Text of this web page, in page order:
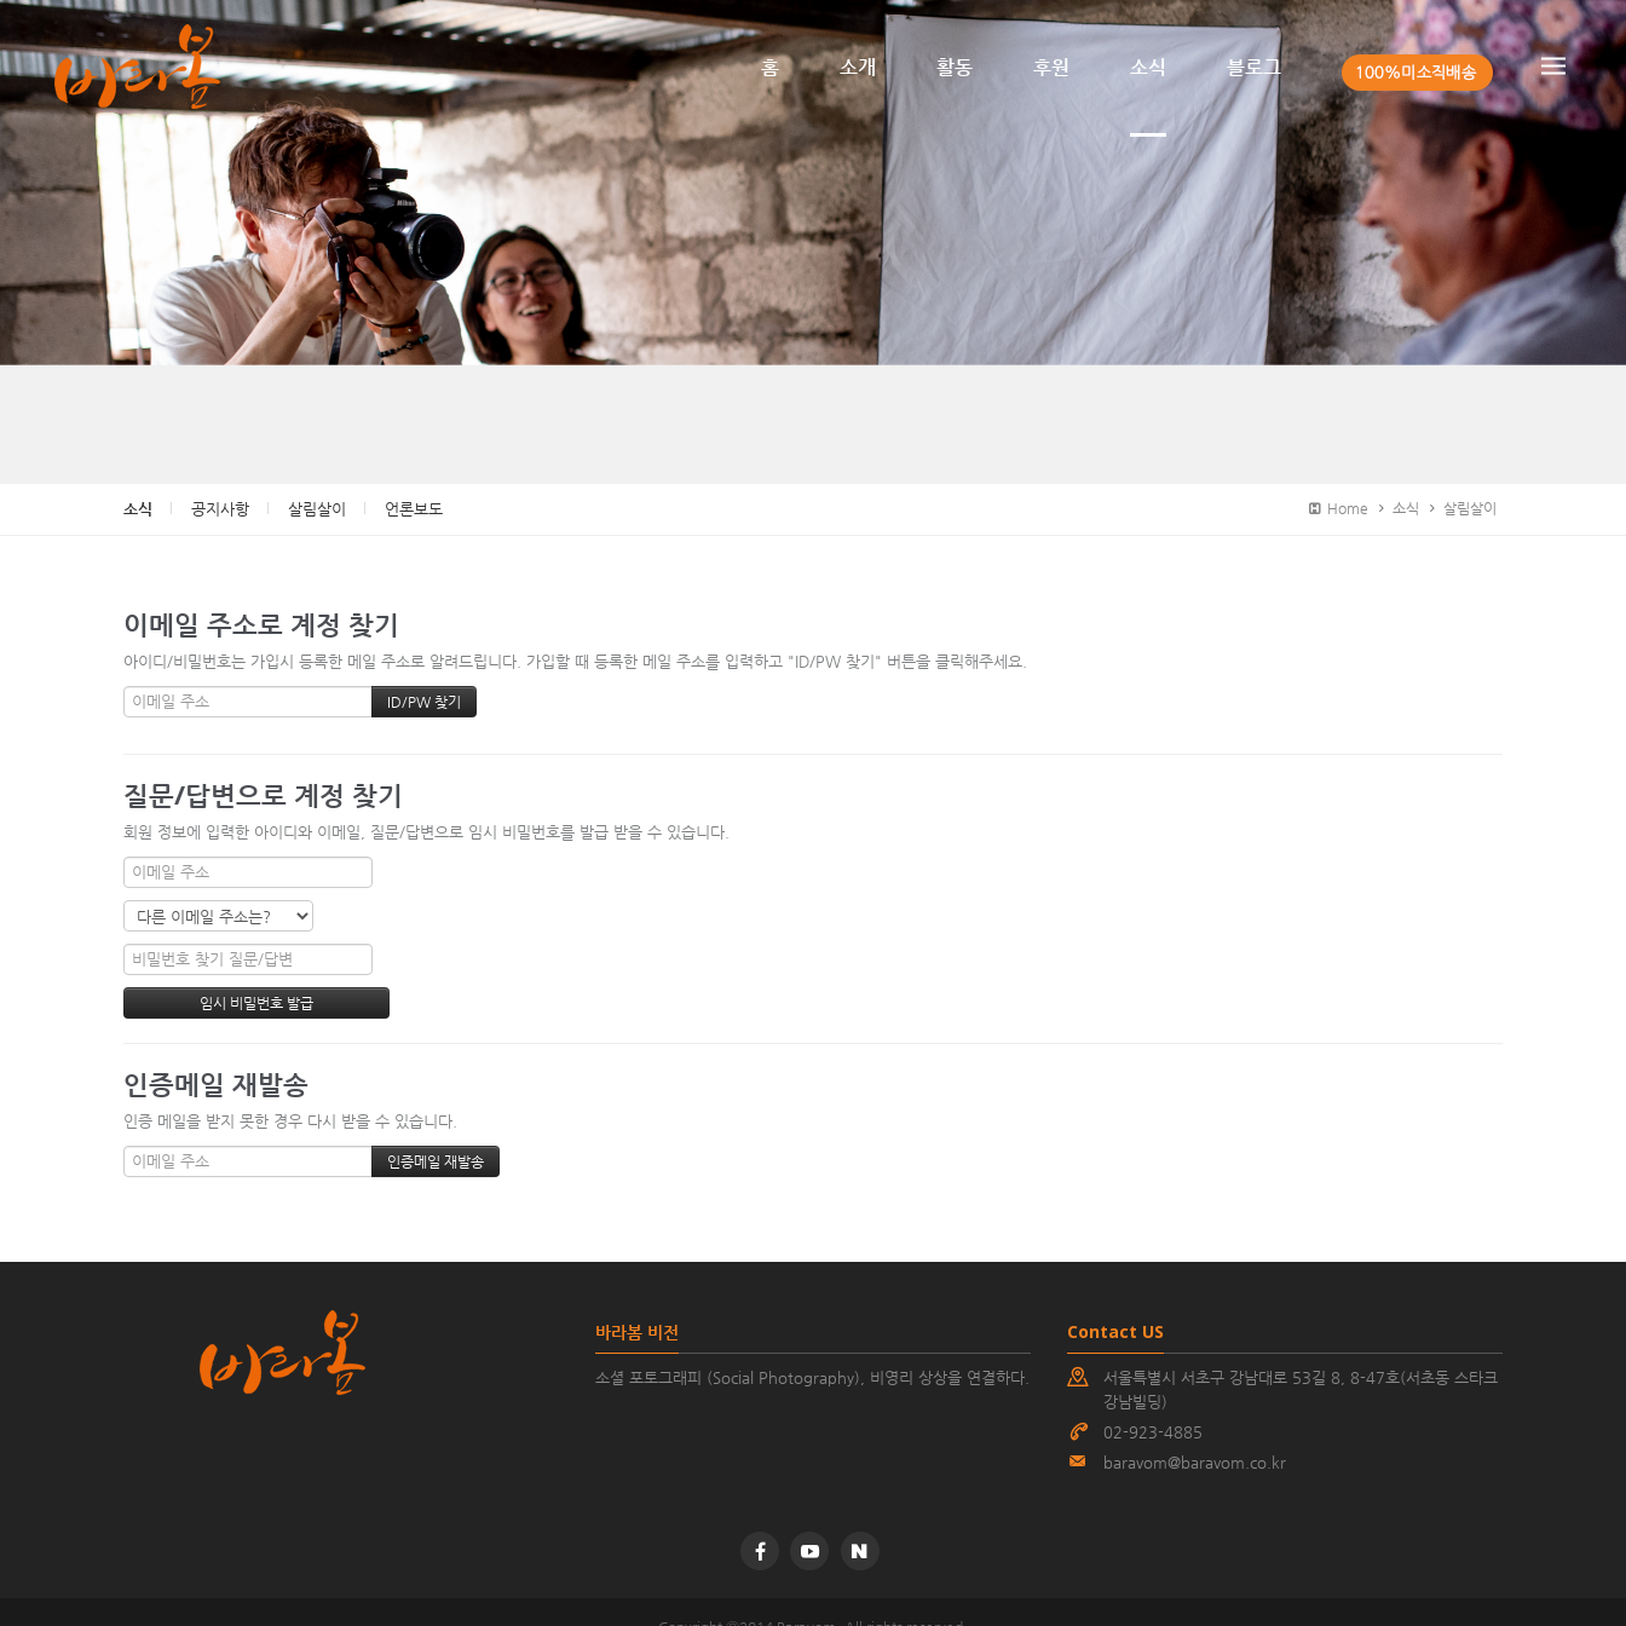
홈 소개 활동 후원 소식 블로그
소식 공지사항 살림살이 언론보도 Home 소식 살림살이
이메일 주소로 계정 찾기
아이디/비밀번호는 가입시 등록한 메일 주소로 알려드립니다. 가입할 때 등록한 메일 주소를 입력하고 "ID/PW 찾기" 버튼을 클릭해주세요.
질문/답변으로 계정 찾기
회원 정보에 입력한 아이디와 이메일, 질문/답변으로 임시 비밀번호를 발급 받을 수 있습니다.
인증메일 재발송
인증 메일을 받지 못한 경우 다시 받을 수 있습니다.
바라봄 비전
소셜 포토그래피 (Social Photography), 비영리 상상을 연결하다.
Contact US
서울특별시 서초구 강남대로 53길 8, 8-47호(서초동 스타크
강남빌딩)
02-923-4885
baravom@baravom.co.kr